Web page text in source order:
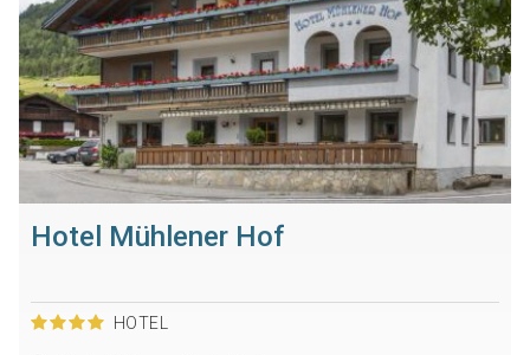
Hotel Mühlener Hof
HOTEL